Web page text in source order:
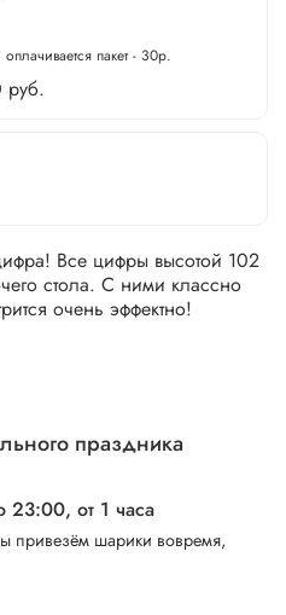
пакет - 30р.
руб.
Все цифры высотой 102
стола. С ними классно
очень эффектно!
праздника
23:00, от 1 часа
привезём шарики вовремя,